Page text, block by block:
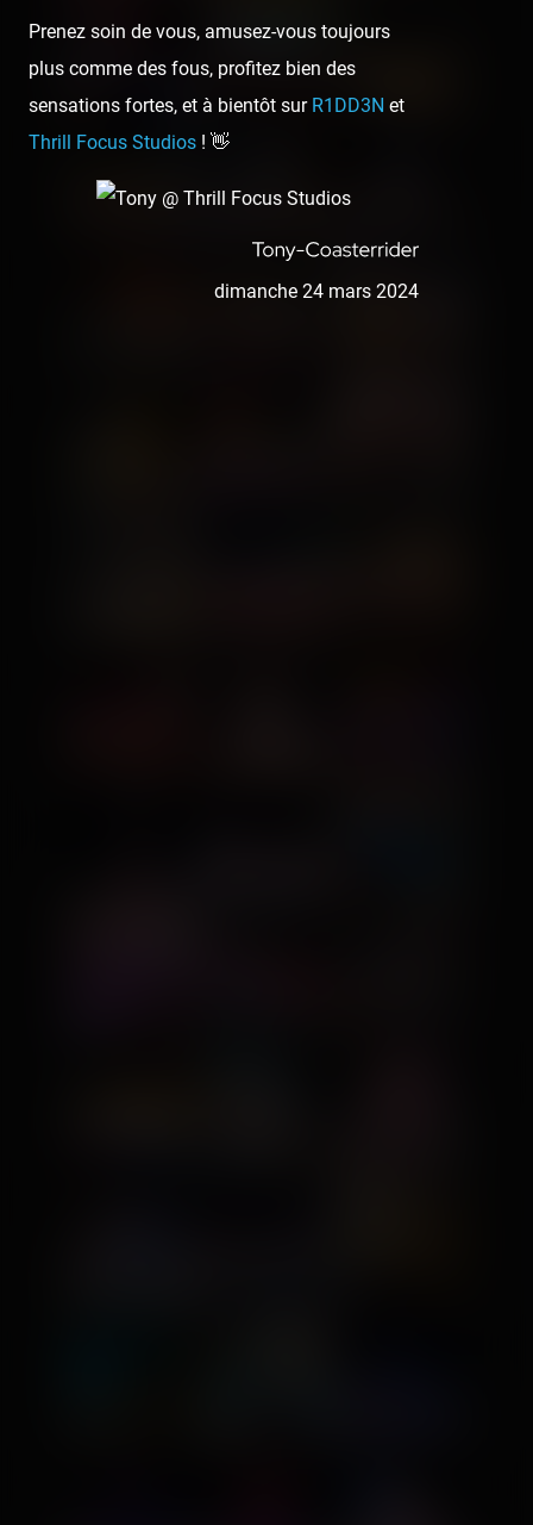
Prenez soin de vous, amusez-vous toujours
plus comme des fous, profitez bien des
sensations fortes, et à bientôt sur R1DD3N et
Thrill Focus Studios ! 👋
dimanche 24 mars 2024